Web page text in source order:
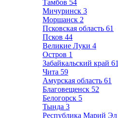
Тамбов 54
Мичуринск 3
Моршанск 2
Псковская область 61
Псков 44
Великие Луки 4
Остров 1
Забайкальский край 61
Чита 59
Амурская область 61
Благовещенск 52
Белогорск 5
Тында 3
Республика Марий Эл